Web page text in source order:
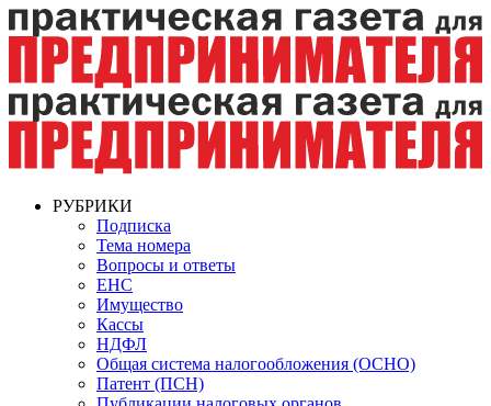
РУБРИКИ
Подписка
Тема номера
Вопросы и ответы
ЕНС
Имущество
Кассы
НДФЛ
Общая система налогообложения (ОСНО)
Патент (ПСН)